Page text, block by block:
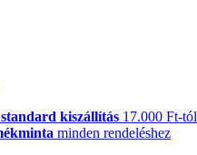
kiszállítás 17.000 Ft-tól
minden rendeléshez